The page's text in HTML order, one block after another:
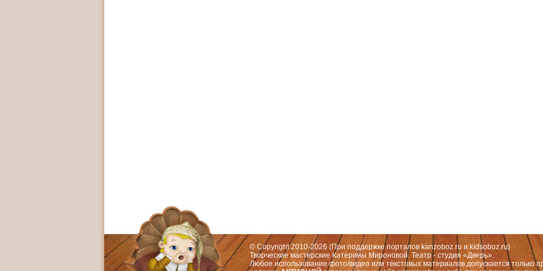
© Copyright 2010-2026 (При поддержке порталов kanzoboz.ru и kidsoboz.ru)
Творческие мастерские Катерины Мироновой. Театр - студия «Дверь».
Любое использование фото/видео или текстовых материалов допускается только